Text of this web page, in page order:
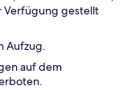
Verfügung gestellt
Aufzug.
auf dem